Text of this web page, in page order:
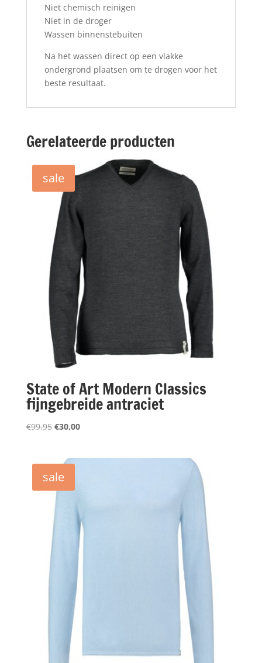
Niet chemisch reinigen
Niet in de droger
Wassen binnenstebuiten
Na het wassen direct op een vlakke
ondergrond plaatsen om te drogen voor het
beste resultaat.
Gerelateerde producten
sale
State of Art Modern Classics
fijngebreide antraciet
€99,95 Oorspronkelijke
€99,95.
€30,00Huidige
sale